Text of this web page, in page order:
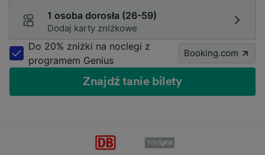
1 osoba dorosła (26-59)
Dodaj karty zniżkowe
Do 20% zniżki na noclegi z
programem Genius
Booking.com
Znajdź tanie bilety